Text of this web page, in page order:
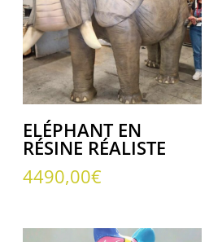
ELÉPHANT EN
RÉSINE RÉALISTE
4490,00€